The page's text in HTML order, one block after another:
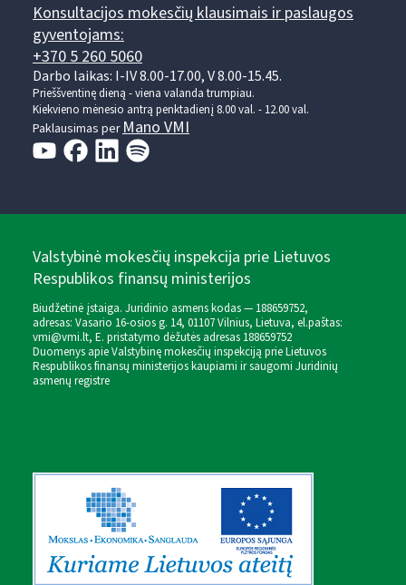
Konsultacijos mokesčių klausimais ir paslaugos
gyventojams:
+370 5 260 5060
Darbo laikas: I-IV 8.00-17.00, V 8.00-15.45.
Prieššventinę dieną - viena valanda trumpiau.
Kiekvieno mėnesio antrą penktadienį 8.00 val. - 12.00 val.
Paklausimas per Mano VMI
Valstybinė mokesčių inspekcija prie Lietuvos
Respublikos finansų ministerijos
Biudžetinė įstaiga. Juridinio asmens kodas — 188659752,
adresas: Vasario 16-osios g. 14, 01107 Vilnius, Lietuva, el.paštas:
vmi@vmi.lt, E. pristatymo dėžutės adresas 188659752
Duomenys apie Valstybinę mokesčių inspekciją prie Lietuvos
Respublikos finansų ministerijos kaupiami ir saugomi Juridinių
asmenų registre